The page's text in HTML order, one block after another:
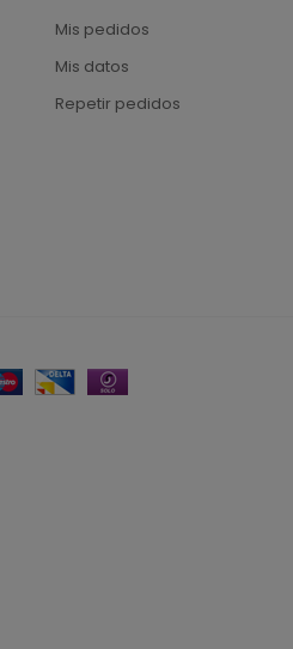
Mis pedidos
Mis datos
Repetir pedidos